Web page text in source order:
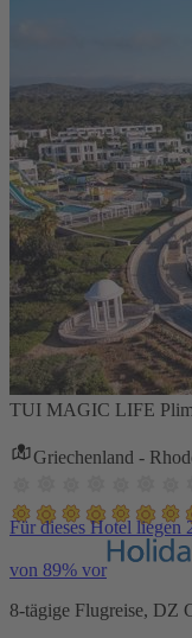
TUI MAGIC LIFE
Griechenland -
Für dieses Hotel liegen
von 89% vor
8-tägige Flugreise, DZ